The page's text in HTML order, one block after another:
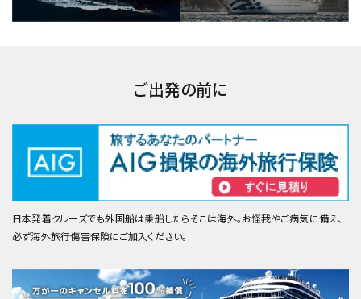
ご出発の前に
日本発着クルーズでも外国船は乗船したらそこは海外。お怪我やご病気に備え、
必ず海外旅行傷害保険にご加入ください。